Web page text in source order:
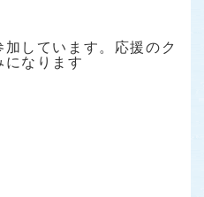
しています。応援のク
になります